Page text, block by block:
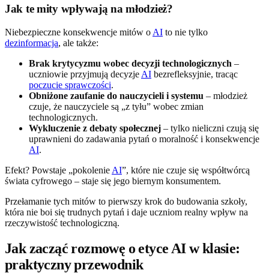
Jak te mity wpływają na młodzież?
Niebezpieczne konsekwencje mitów o AI to nie tylko
dezinformacja, ale także:
Brak krytycyzmu wobec decyzji technologicznych –
uczniowie przyjmują decyzje AI bezrefleksyjnie, tracąc
poczucie sprawczości.
Obniżone zaufanie do nauczycieli i systemu – młodzież
czuje, że nauczyciele są „z tyłu” wobec zmian
technologicznych.
Wykluczenie z debaty społecznej – tylko nieliczni czują się
uprawnieni do zadawania pytań o moralność i konsekwencje
AI.
Efekt? Powstaje „pokolenie AI”, które nie czuje się współtwórcą
świata cyfrowego – staje się jego biernym konsumentem.
Przełamanie tych mitów to pierwszy krok do budowania szkoły,
która nie boi się trudnych pytań i daje uczniom realny wpływ na
rzeczywistość technologiczną.
Jak zacząć rozmowę o etyce AI w klasie:
praktyczny przewodnik